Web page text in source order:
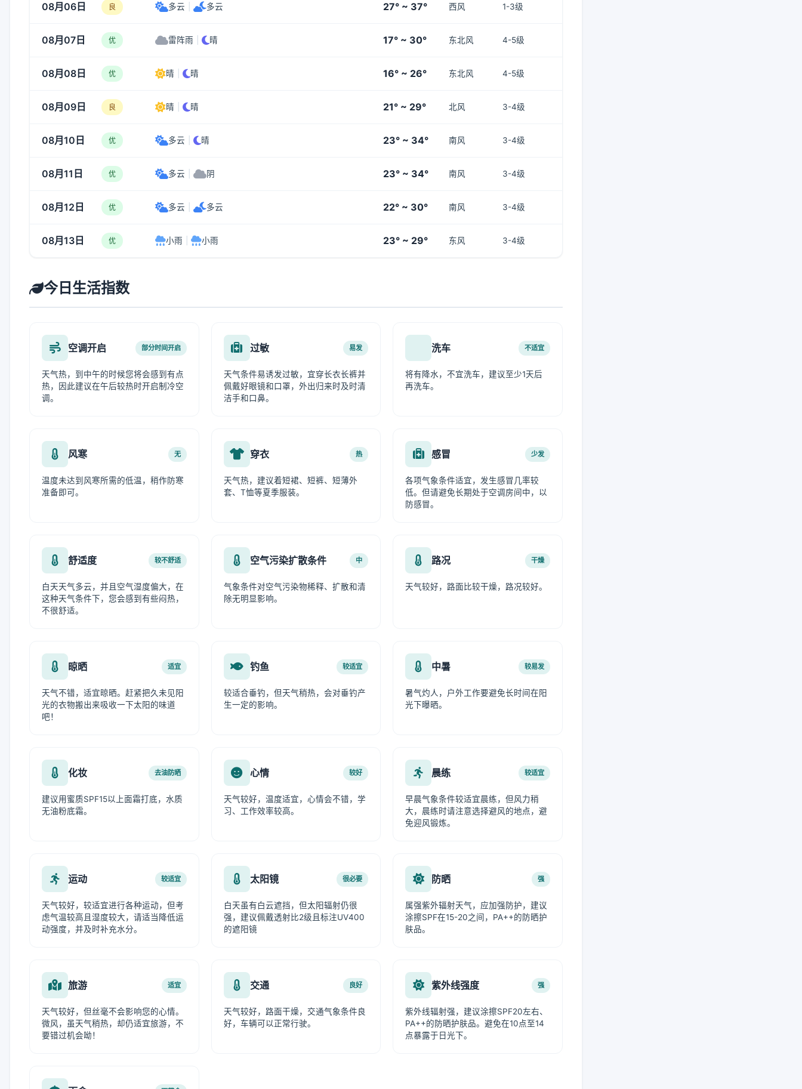
08月06日 良 多云 多云 27° ~ 37° 西风 1-3级
08月07日 优 雷阵雨 晴 17° ~ 30° 东北风 4-5级
08月08日 优 晴 晴 16° ~ 26° 东北风 4-5级
08月09日 良 晴 晴 21° ~ 29° 北风 3-4级
08月10日 优 多云 晴 23° ~ 34° 南风 3-4级
08月11日 优 多云 阴 23° ~ 34° 南风 3-4级
08月12日 优 多云 多云 22° ~ 30° 南风 3-4级
08月13日 优 小雨 小雨 23° ~ 29° 东风 3-4级
今日生活指数
空调开启 部分时间开启
天气热，到中午的时候您将会感到有点
热，因此建议在午后较热时开启制冷空
调。
过敏 易发
天气条件易诱发过敏，宜穿长衣长裤并
佩戴好眼镜和口罩，外出归来时及时清
洁手和口鼻。
洗车 不适宜
将有降水，不宜洗车，建议至少1天后
再洗车。
风寒 无
温度未达到风寒所需的低温，稍作防寒
准备即可。
穿衣 热
天气热，建议着短裙、短裤、短薄外
套、T恤等夏季服装。
感冒 少发
各项气象条件适宜，发生感冒几率较
低。但请避免长期处于空调房间中，以
防感冒。
舒适度 较不舒适
白天天气多云，并且空气湿度偏大，在
这种天气条件下，您会感到有些闷热，
不很舒适。
空气污染扩散条件 中
气象条件对空气污染物稀释、扩散和清
除无明显影响。
路况 干燥
天气较好，路面比较干燥，路况较好。
晾晒 适宜
天气不错，适宜晾晒。赶紧把久未见阳
光的衣物搬出来吸收一下太阳的味道
吧！
钓鱼 较适宜
较适合垂钓，但天气稍热，会对垂钓产
生一定的影响。
中暑 较易发
暑气灼人，户外工作要避免长时间在阳
光下曝晒。
化妆 去油防晒
建议用蜜质SPF15以上面霜打底，水质
无油粉底霜。
心情 较好
天气较好，温度适宜，心情会不错，学
习、工作效率较高。
晨练 较适宜
早晨气象条件较适宜晨练，但风力稍
大，晨练时请注意选择避风的地点，避
免迎风锻炼。
运动 较适宜
天气较好，较适宜进行各种运动，但考
虑气温较高且湿度较大，请适当降低运
动强度，并及时补充水分。
太阳镜 很必要
白天虽有白云遮挡，但太阳辐射仍很
强，建议佩戴透射比2级且标注UV400
的遮阳镜
防晒 强
属强紫外辐射天气，应加强防护，建议
涂擦SPF在15-20之间，PA++的防晒护
肤品。
旅游 适宜
天气较好，但丝毫不会影响您的心情。
微风，虽天气稍热，却仍适宜旅游，不
要错过机会呦！
交通 良好
天气较好，路面干燥，交通气象条件良
好，车辆可以正常行驶。
紫外线强度 强
紫外线辐射强，建议涂擦SPF20左右、
PA++的防晒护肤品。避免在10点至14
点暴露于日光下。